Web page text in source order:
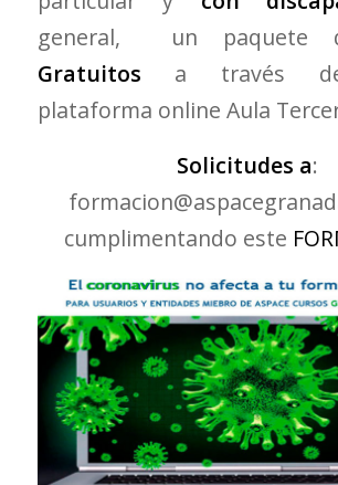
general, un paquete
Gratuitos a través de
plataforma online Aula
Solicitudes a:
cumplimentando este